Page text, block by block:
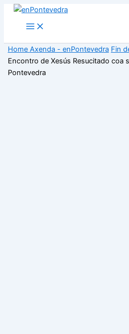
Main
Menu
Home Axenda - enPontevedra Fin
Encontro de Xesús Resucitado coa
Pontevedra